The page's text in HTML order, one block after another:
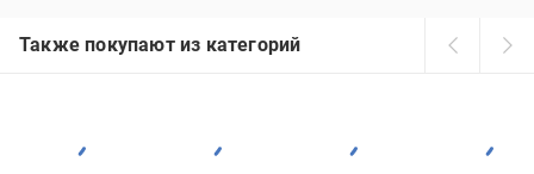
Также покупают из категорий